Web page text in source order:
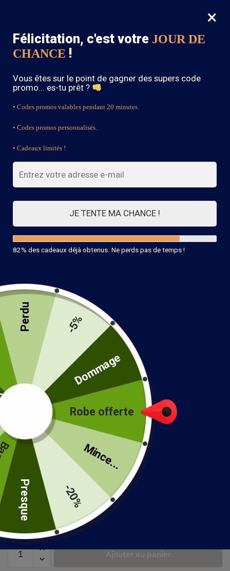
0
SOLDES : -15% sur toute la boutique avec le code « BOHEME15 »
Tunique Bohème Chic Imprimée
Couleur
Taille
Ajouter au panier
×
Félicitation, c'est votre JOUR DE
CHANCE !
Vous êtes sur le point de gagner des supers code
promo... es-tu prêt ?
• Codes promos valables pendant 20 minutes.
• Codes promos personnalisés.
• Cadeaux limités !
JE TENTE MA CHANCE !
82% des cadeaux déjà obtenus. Ne perds pas de temps !
Robe offerte
Mince...
-20%
Presque
Perdu -5%
Dommage